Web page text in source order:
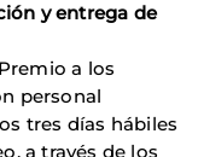
y entrega de
a los
personal
tres días hábiles
a través de los